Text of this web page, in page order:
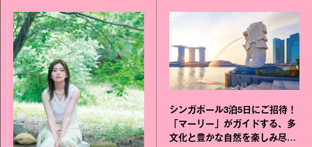
シンガポール3泊5日にご招待！
「マーリー」がガイドする、多
文化と豊かな自然を楽しみ尽く